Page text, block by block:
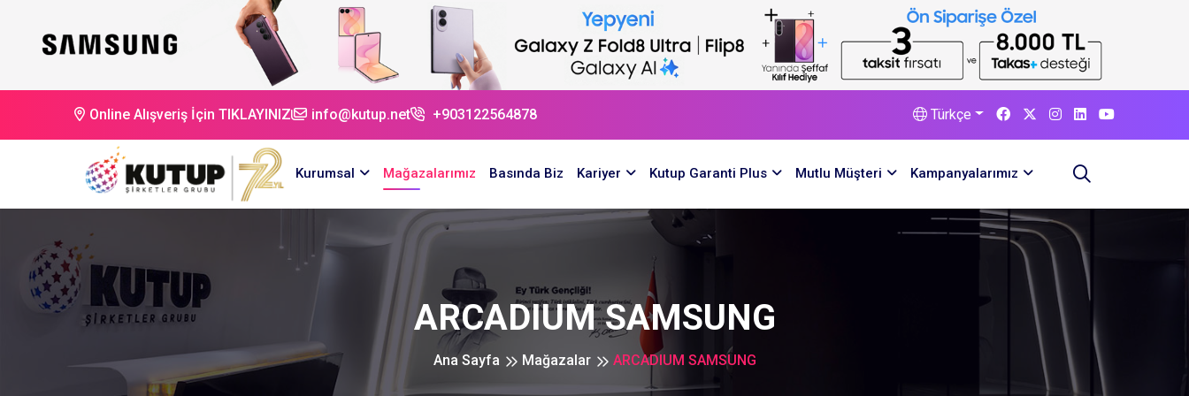
Online Alışveriş İçin TIKLAYINIZ info@kutup.net +903122564878 Türkçe
Kurumsal Mağazalarımız Basında Biz Kariyer Kutup Garanti Plus Mutlu Müşteri Kampanyalarımız
ARCADIUM SAMSUNG
Ana Sayfa Mağazalar ARCADIUM SAMSUNG